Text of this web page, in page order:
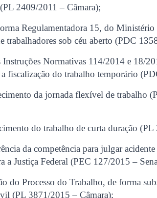
2409/2011 – Câmara);
Regulamentadora 15, do
trabalhadores sob céu aberto (PDC
Instruções Normativas 114/2014 e 18/
fiscalização do trabalho temporário
da jornada flexível de trabalho
do trabalho de curta duração
da competência para julgar
a Justiça Federal (PEC 127/2015 –
do Processo do Trabalho, de forma
(PL 3871/2015 – Câmara);